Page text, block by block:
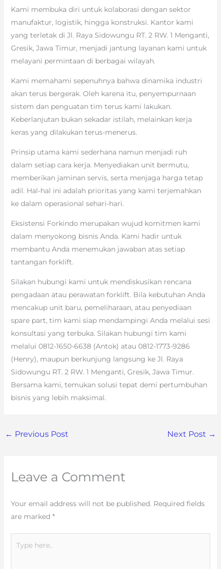
Kami membuka diri untuk kolaborasi dengan sektor
manufaktur, logistik, hingga konstruksi. Kantor kami
yang terletak di Jl. Raya Sidowungu RT. 2 RW. 1 Menganti,
Gresik, Jawa Timur, menjadi jantung layanan kami untuk
melayani permintaan di berbagai wilayah.
Kami memahami sepenuhnya bahwa dinamika industri
akan terus bergerak. Oleh karena itu, penyempurnaan
sistem dan penguatan tim terus kami lakukan.
Keberlanjutan bukan sekadar istilah, melainkan kerja
keras yang dilakukan terus-menerus.
Prinsip utama kami sederhana namun menjadi ruh
dalam setiap cara kerja. Menyediakan unit bermutu,
memberikan jaminan servis, serta menjaga harga tetap
adil. Hal-hal ini adalah prioritas yang kami terjemahkan
ke dalam operasional sehari-hari.
Eksistensi Forkindo merupakan wujud komitmen kami
dalam menyokong bisnis Anda. Kami hadir untuk
membantu Anda menemukan jawaban atas setiap
tantangan forklift.
Silakan hubungi kami untuk mendiskusikan rencana
pengadaan atau perawatan forklift. Bila kebutuhan Anda
mencakup unit baru, pemeliharaan, atau penyediaan
spare part, tim kami siap mendampingi Anda melalui sesi
konsultasi yang terbuka. Silakan hubungi tim kami
melalui 0812-1650-6638 (Antok) atau 0812-1773-9286
(Henry), maupun berkunjung langsung ke Jl. Raya
Sidowungu RT. 2 RW. 1 Menganti, Gresik, Jawa Timur.
Bersama kami, temukan solusi tepat demi pertumbuhan
bisnis yang lebih maksimal.
← Previous Post Next Post →
Leave a Comment
Your email address will not be published. Required fields
are marked *
here..